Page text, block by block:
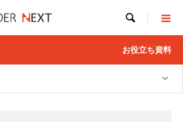

お役立ち資料